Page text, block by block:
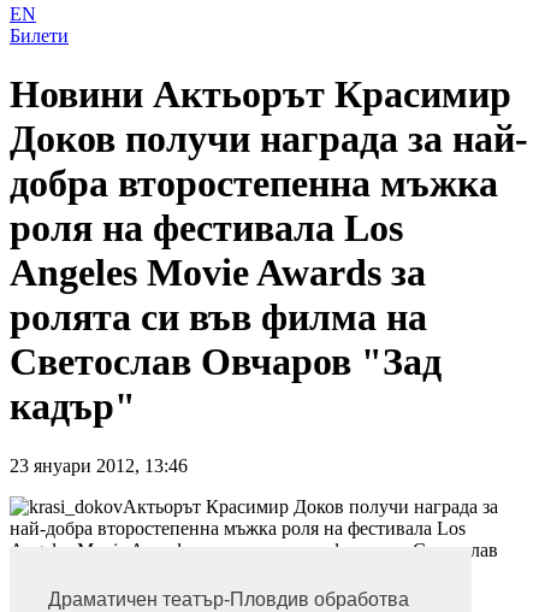
Драматичен театър-Пловдив обработва
EN
Билети
Новини Актьорът Красимир
Доков получи награда за най-
добра второстепенна мъжка
роля на фестивала Los
Angeles Movie Awards за
ролята си във филма на
Светослав Овчаров "Зад
кадър"
23 януари 2012, 13:46
Актьорът Красимир Доков получи награда за
най-добра второстепенна мъжка роля на фестивала Los
Angeles Movie Awards за ролята си във филма на Светослав